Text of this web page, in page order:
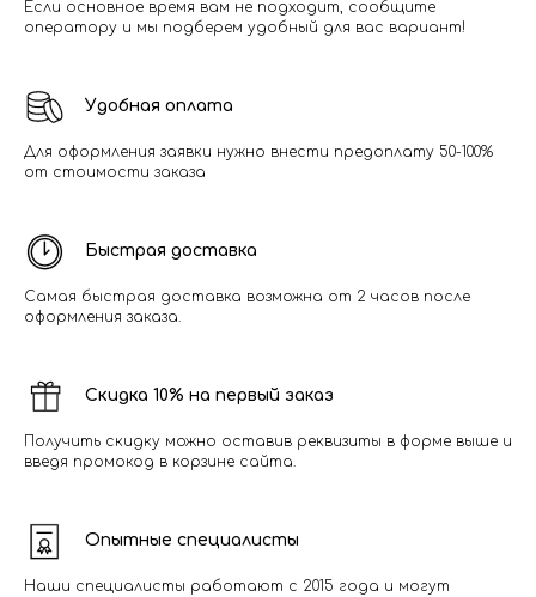
Если основное время вам не подходит, сообщите
оператору и мы подберем удобный для вас вариант!
Удобная оплата
Для оформления заявки нужно внести предоплату 50-100%
от стоимости заказа
Быстрая доставка
Самая быстрая доставка возможна от 2 часов после
оформления заказа.
Скидка 10% на первый заказ
Получить скидку можно оставив реквизиты в форме выше и
введя промокод в корзине сайта.
Опытные специалисты
Наши специалисты работают с 2015 года и могут